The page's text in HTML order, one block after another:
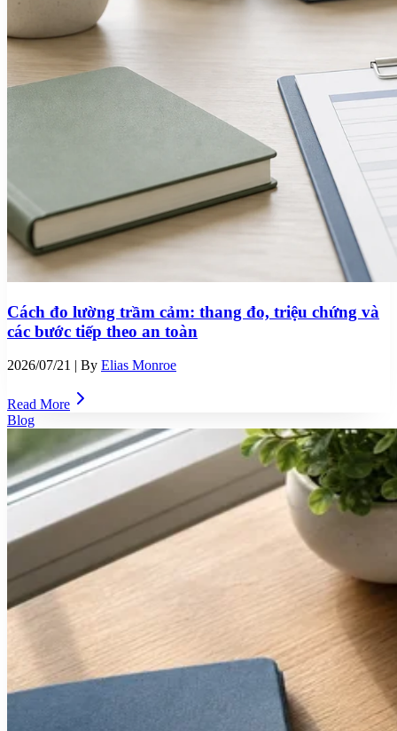
Cách đo lường trầm cảm: thang đo, triệu chứng và
các bước tiếp theo an toàn
2026/07/21 | By Elias Monroe
Read More
Blog